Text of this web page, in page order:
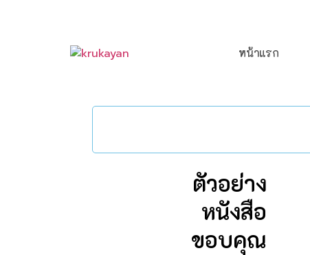
หน้าแรก
ตัวอย่าง
หนังสือ
ขอบคุณ